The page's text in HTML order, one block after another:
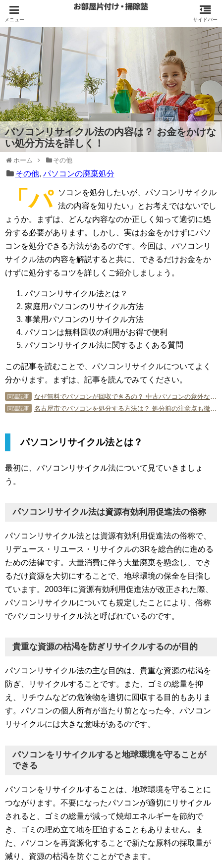
パソコンリサイクル法の内容は？ お金をかけな
い処分方法を詳しく！
ホーム その他
その他, パソコンの廃棄処分
「パ
ソコンを処分したいが、パソコンリサイクル
法の内容を知りたい」とお考えではないでし
ょうか。まずは、どんな内容なのか正しく知って適切に処
分する必要があります。しかし、実はお金をかけずにパソ
コンを処分できる方法があるのです。今回は、パソコンリ
サイクル法の内容を解説すると共に、できるだけお金をか
けずに処分するコツを詳しくご紹介しましょう。
パソコンリサイクル法とは？
家庭用パソコンのリサイクル方法
事業用パソコンのリサイクル方法
パソコンは無料回収の利用がお得で便利
パソコンリサイクル法に関するよくある質問
この記事を読むことで、パソコンリサイクルについてよく
分かります。まずは、記事を読んでみてください。
関連記事 なぜ無料でパソコンが回収できるの？ 中古パソコンの意外な使い道
関連記事 名古屋市でパソコンを処分する方法は？ 処分前の注意点も徹底解説
パソコンリサイクル法とは？
最初に、パソコンリサイクル法について見ていきましょ
う。
パソコンリサイクル法は資源有効利用促進法の俗称
パソコンリサイクル法とは資源有効利用促進法の俗称で、
リデュース・リユース・リサイクルの3Rを総合的に進める
ための法律です。大量消費に伴う大量廃棄を懸念し、でき
るだけ資源を大切にすることで、地球環境の保全を目指し
ています。2003年に資源有効利用促進法が改正された際、
パソコンリサイクルについても規定したことにより、俗称
でパソコンリサイクル法と呼ばれているのです。
貴重な資源の枯渇を防ぎリサイクルするのが目的
パソコンリサイクル法の主な目的は、貴重な資源の枯渇を
防ぎ、リサイクルすることです。また、ゴミの総量を抑
え、リチウムなどの危険物を適切に回収する目的もありま
す。パソコンの個人所有が当たり前となった今、パソコン
リサイクルには大きな意味があるのです。
パソコンをリサイクルすると地球環境を守ることが
できる
パソコンをリサイクルすることは、地球環境を守ることに
つながります。不要になったパソコンが適切にリサイクル
されると、ゴミの総量が減って焼却エネルギーを節約で
き、ゴミの埋め立て地を圧迫することもありません。ま
た、パソコンを再資源化することで新たな原料の採取量が
減り、資源の枯渇を防ぐことができます。